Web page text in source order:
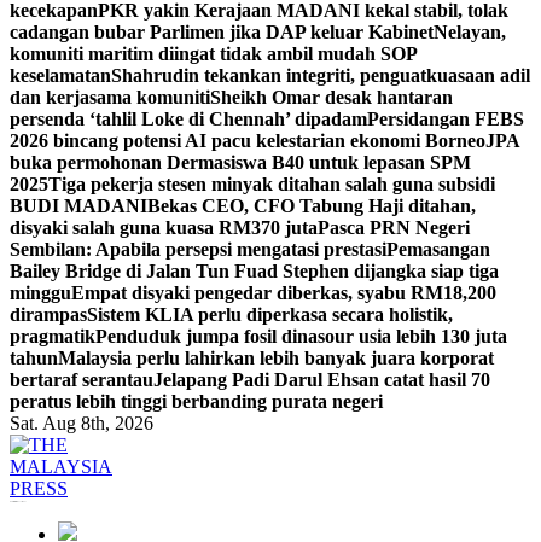
kecekapanPKR yakin Kerajaan MADANI kekal stabil, tolak
cadangan bubar Parlimen jika DAP keluar KabinetNelayan,
komuniti maritim diingat tidak ambil mudah SOP
keselamatanShahrudin tekankan integriti, penguatkuasaan adil
dan kerjasama komunitiSheikh Omar desak hantaran
persenda ‘tahlil Loke di Chennah’ dipadamPersidangan FEBS
2026 bincang potensi AI pacu kelestarian ekonomi BorneoJPA
buka permohonan Dermasiswa B40 untuk lepasan SPM
2025Tiga pekerja stesen minyak ditahan salah guna subsidi
BUDI MADANIBekas CEO, CFO Tabung Haji ditahan,
disyaki salah guna kuasa RM370 jutaPasca PRN Negeri
Sembilan: Apabila persepsi mengatasi prestasiPemasangan
Bailey Bridge di Jalan Tun Fuad Stephen dijangka siap tiga
mingguEmpat disyaki pengedar diberkas, syabu RM18,200
dirampasSistem KLIA perlu diperkasa secara holistik,
pragmatikPenduduk jumpa fosil dinasour usia lebih 130 juta
tahunMalaysia perlu lahirkan lebih banyak juara korporat
bertaraf serantauJelapang Padi Darul Ehsan catat hasil 70
peratus lebih tinggi berbanding purata negeri
Sat. Aug 8th, 2026